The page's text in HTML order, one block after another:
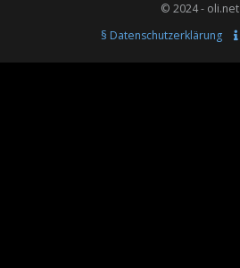
© 2024 - oli.net
§ Datenschutzerklärung